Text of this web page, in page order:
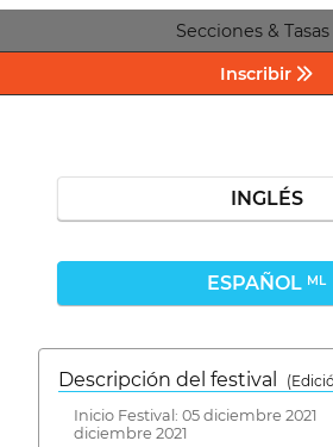
Secciones & Tasas
Inscribir
INGLÉS
ESPAÑOL ML
Descripción del festival
(
Inicio Festival: 05 diciembre
diciembre 2021